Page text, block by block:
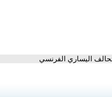
اليساري الفرنسي